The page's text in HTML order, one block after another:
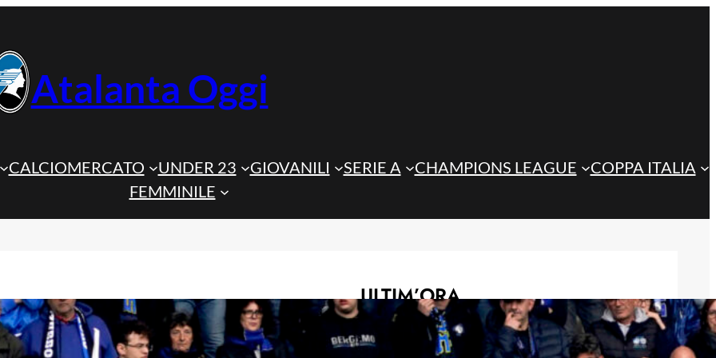
Atalanta Oggi
CALCIOMERCATO UNDER 23 GIOVANILI SERIE A CHAMPIONS LEAGUE
COPPA ITALIA
FEMMINILE
ULTIM’ORA
Atalanta, guida al fantacalcio
2026/27: Ederson la certezza,